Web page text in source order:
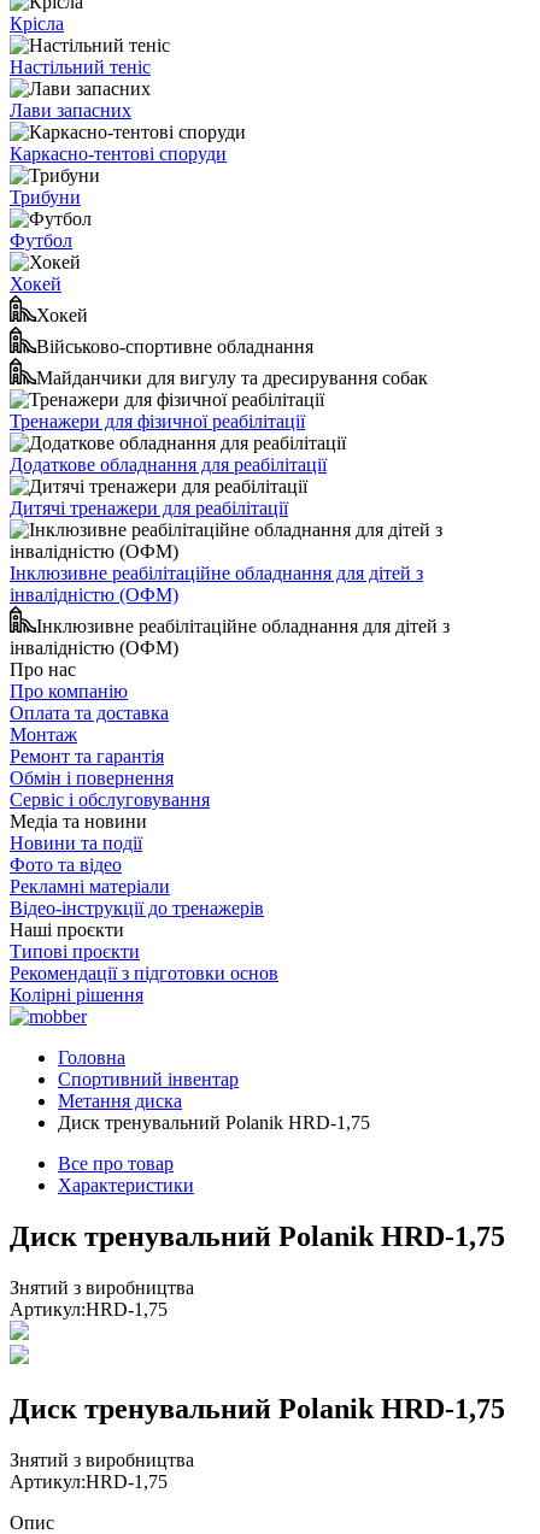
Крісла
Настільний теніс
Лави запасних
Каркасно-тентові споруди
Трибуни
Футбол
Хокей
Хокей
Військово-спортивне обладнання
Майданчики для вигулу та дресирування собак
Тренажери для фізичної реабілітації
Додаткове обладнання для реабілітації
Дитячі тренажери для реабілітації
Інклюзивне реабілітаційне обладнання для дітей з
інвалідністю (ОФМ)
Інклюзивне реабілітаційне обладнання для дітей з
інвалідністю (ОФМ)
Про нас
Про компанію
Оплата та доставка
Монтаж
Ремонт та гарантія
Обмін і повернення
Сервіс і обслуговування
Медіа та новини
Новини та події
Фото та відео
Рекламні матеріали
Відео-інструкції до тренажерів
Наші проєкти
Типові проєкти
Рекомендації з підготовки основ
Колірні рішення
Головна
Спортивний інвентар
Метання диска
Диск тренувальний Polanik HRD-1,75
Все про товар
Характеристики
Диск тренувальний Polanik HRD-1,75
Знятий з виробництва
Артикул:HRD-1,75
Диск тренувальний Polanik HRD-1,75
Знятий з виробництва
Артикул:HRD-1,75
Опис